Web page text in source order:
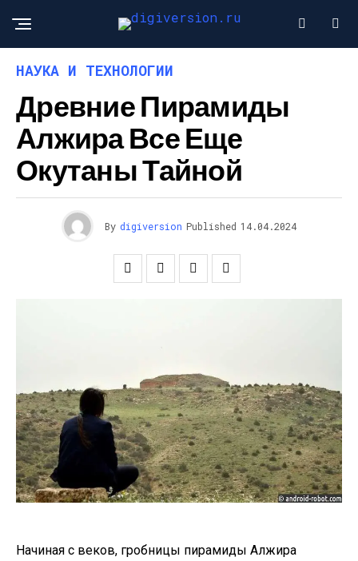
НАУКА И ТЕХНОЛОГИИ
Древние Пирамиды
Алжира Все Еще
Окутаны Тайной
By digiversion Published 14.04.2024
Начиная с веков, гробницы пирамиды Алжира